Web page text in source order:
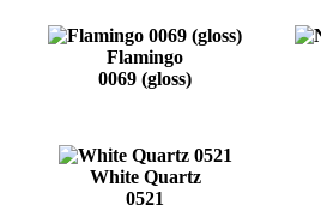
Flamingo
0069 (gloss)
White Quartz
0521